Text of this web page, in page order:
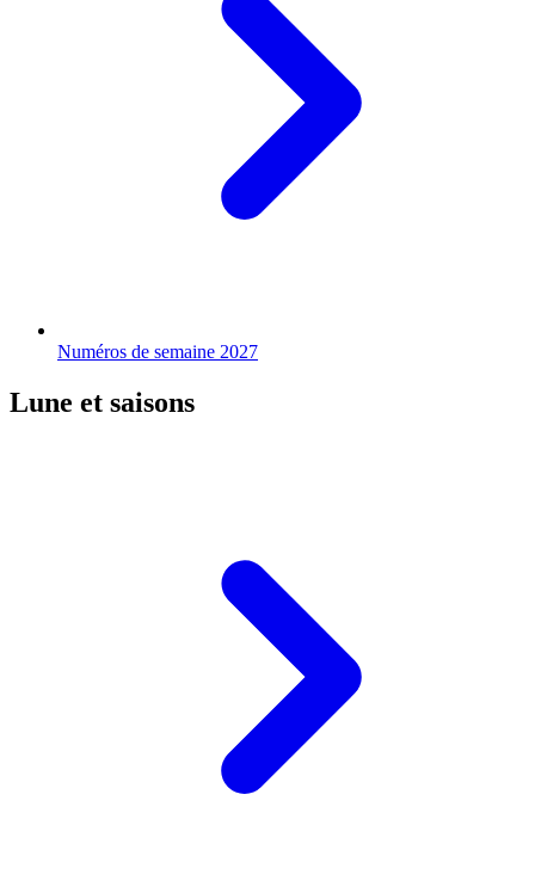
Numéros de semaine 2027
Lune et saisons